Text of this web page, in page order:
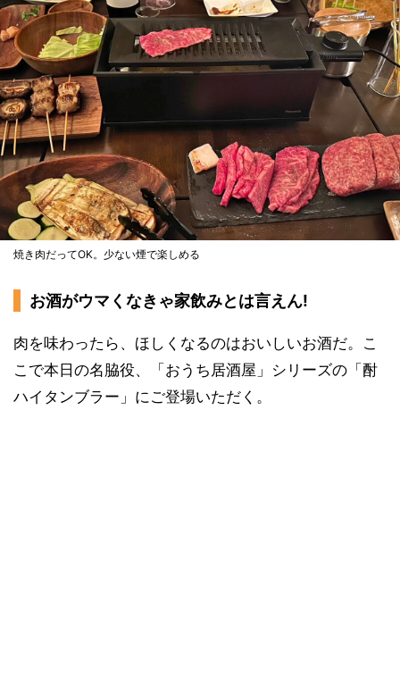
焼き肉だってOK。少ない煙で楽しめる
お酒がウマくなきゃ家飲みとは言えん!
肉を味わったら、ほしくなるのはおいしいお酒だ。こ
こで本日の名脇役、「おうち居酒屋」シリーズの「酎
ハイタンブラー」にご登場いただく。